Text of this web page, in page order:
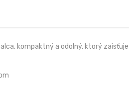
kompaktný a odolný, ktorý